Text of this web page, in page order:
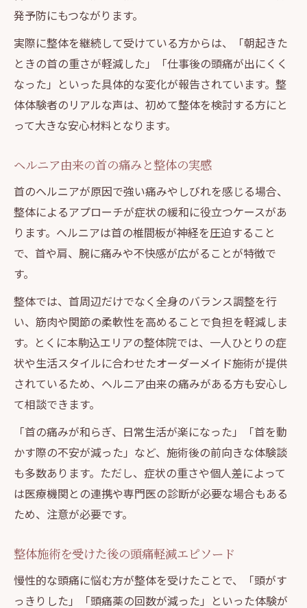
発予防にもつながります。
実際に整体を継続して受けている方からは、「朝起きた
ときの首の重さが軽減した」「仕事後の頭痛が出にくく
なった」といった具体的な変化が報告されています。整
体体験者のリアルな声は、初めて整体を検討する方にと
って大きな安心材料となります。
ヘルニア由来の首の痛みと整体の実感
首のヘルニアが原因で強い痛みやしびれを感じる場合、
整体によるアプローチが症状の緩和に役立つケースがあ
ります。ヘルニアは首の椎間板が神経を圧迫すること
で、首や肩、腕に痛みや不快感が広がることが特徴で
す。
整体では、首周辺だけでなく全身のバランス調整を行
い、筋肉や関節の柔軟性を高めることで負担を軽減しま
す。とくに本駒込エリアの整体院では、一人ひとりの症
状や生活スタイルに合わせたオーダーメイド施術が提供
されているため、ヘルニア由来の痛みがある方も安心し
て相談できます。
「首の痛みが和らぎ、日常生活が楽になった」「首を動
かす際の不安が減った」など、施術後の前向きな体験談
も多数あります。ただし、症状の重さや個人差によって
は医療機関との連携や専門医の診断が必要な場合もある
ため、注意が必要です。
整体施術を受けた後の頭痛軽減エピソード
慢性的な頭痛に悩む方が整体を受けたことで、「頭がす
っきりした」「頭痛薬の回数が減った」といった体験が